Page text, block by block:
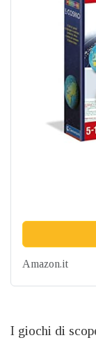
Amazon.it
I giochi di